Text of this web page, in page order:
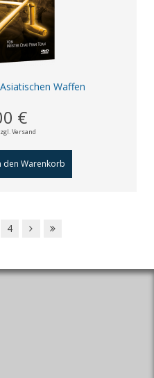
Waffen
€
Versand
den Warenkorb
4